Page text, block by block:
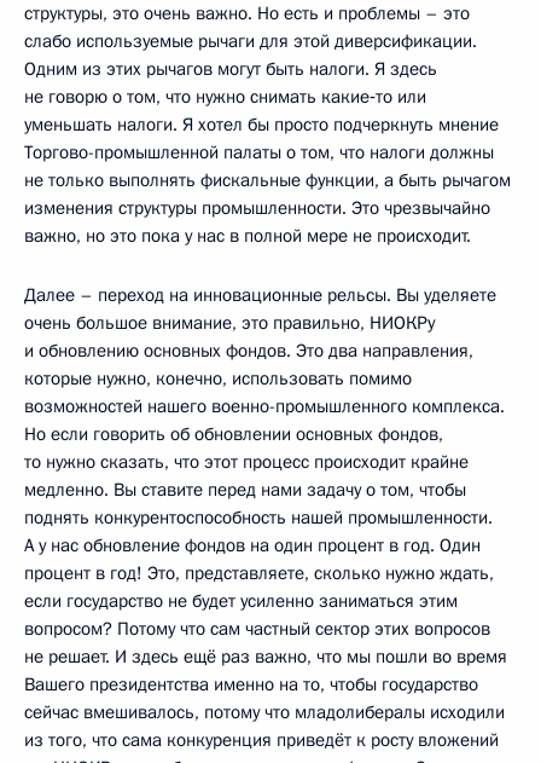
структуры, это очень важно. Но есть и проблемы – это
слабо используемые рычаги для этой диверсификации.
Одним из этих рычагов могут быть налоги. Я здесь
не говорю о том, что нужно снимать какие‑то или
уменьшать налоги. Я хотел бы просто подчеркнуть мнение
Торгово-промышленной палаты о том, что налоги должны
не только выполнять фискальные функции, а быть рычагом
изменения структуры промышленности. Это чрезвычайно
важно, но это пока у нас в полной мере не происходит.
Далее – переход на инновационные рельсы. Вы уделяете
очень большое внимание, это правильно, НИОКРу
и обновлению основных фондов. Это два направления,
которые нужно, конечно, использовать помимо
возможностей нашего военно-промышленного комплекса.
Но если говорить об обновлении основных фондов,
то нужно сказать, что этот процесс происходит крайне
медленно. Вы ставите перед нами задачу о том, чтобы
поднять конкурентоспособность нашей промышленности.
А у нас обновление фондов на один процент в год. Один
процент в год! Это, представляете, сколько нужно ждать,
если государство не будет усиленно заниматься этим
вопросом? Потому что сам частный сектор этих вопросов
не решает. И здесь ещё раз важно, что мы пошли во время
Вашего президентства именно на то, чтобы государство
сейчас вмешивалось, потому что младолибералы исходили
из того, что сама конкуренция приведёт к росту вложений